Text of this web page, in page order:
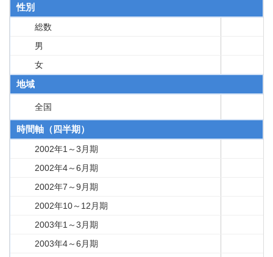
性別
総数
男
女
地域
全国
時間軸（四半期）
2002年1～3月期
2002年4～6月期
2002年7～9月期
2002年10～12月期
2003年1～3月期
2003年4～6月期